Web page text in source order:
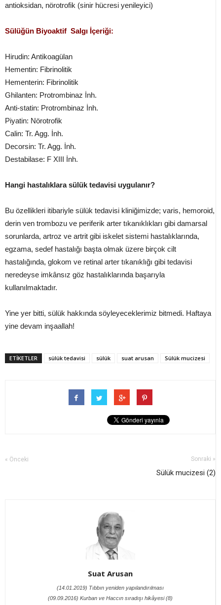
antioksidan, nörotrofik (sinir hücresi yenileyici)
Sülüğün Biyoaktif Salgı İçeriği:
Hirudin: Antikoagülan
Hementin: Fibrinolitik
Hementerin: Fibrinolitik
Ghilanten: Protrombinaz İnh.
Anti-statin: Protrombinaz İnh.
Piyatin: Nörotrofik
Calin: Tr. Agg. İnh.
Decorsin: Tr. Agg. İnh.
Destabilase: F XIII İnh.
Hangi hastalıklara sülük tedavisi uygulanır?
Bu özellikleri itibariyle sülük tedavisi kliniğimizde; varis, hemoroid,
derin ven trombozu ve periferik arter tıkanıklıkları gibi damarsal
sorunlarda, artroz ve artrit gibi iskelet sistemi hastalıklarında,
egzama, sedef hastalığı başta olmak üzere birçok cilt
hastalığında, glokom ve retinal arter tıkanıklığı gibi tedavisi
neredeyse imkânsız göz hastalıklarında başarıyla
kullanılmaktadır.
Yine yer bitti, sülük hakkında söyleyeceklerimiz bitmedi. Haftaya
yine devam inşaallah!
ETİKETLER sülük tedavisi sülük suat arusan Sülük mucizesi
« Önceki Sonraki »
Sülük mucizesi (2)
Suat Arusan
(14.01.2019) Tıbbın yeniden yapılandırılması
(09.09.2016) Kurban ve Haccın sıradışı hikâyesi (8)